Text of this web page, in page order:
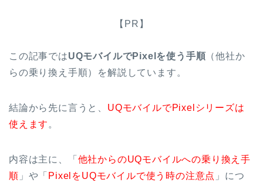
【PR】
この記事ではUQモバイルでPixelを使う手順 （他社か
らの乗り換え手順）を解説しています。
結論から先に言うと、 UQモバイルでPixelシリーズは
使えます 。
内容は主に、「 他社からのUQモバイルへの乗り換え手
順 」や「 PixelをUQモバイルで使う時の注意点 」につ